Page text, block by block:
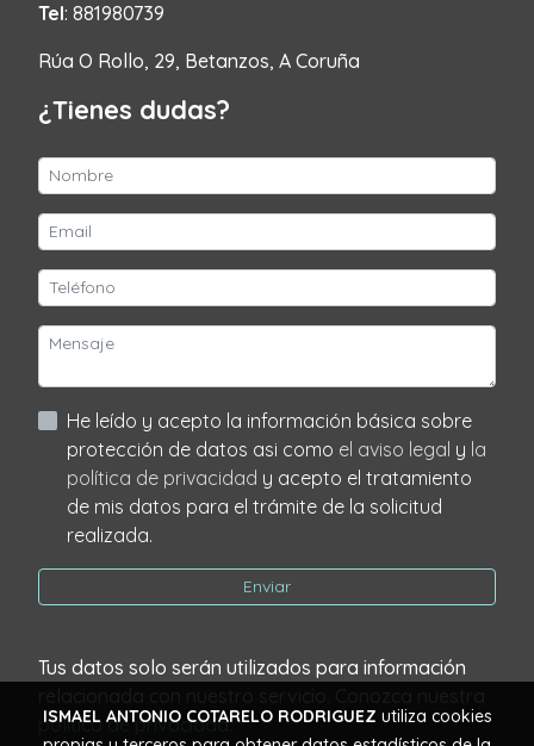
Tel: 881980739
Rúa O Rollo, 29, Betanzos, A Coruña
¿Tienes dudas?
He leído y acepto la información básica sobre
protección de datos asi como el aviso legal y la
política de privacidad y acepto el tratamiento
de mis datos para el trámite de la solicitud
realizada.
Enviar
Tus datos solo serán utilizados para información
política de privacidad.
ISMAEL ANTONIO COTARELO RODRIGUEZ utiliza cookies